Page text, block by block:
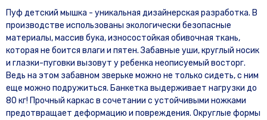
Пуф детский мышка - уникальная дизайнерская разработка. В
производстве использованы экологически безопасные
материалы, массив бука, износостойкая обивочная ткань,
которая не боится влаги и пятен. Забавные уши, круглый носик
и глазки-пуговки вызовут у ребенка неописуемый восторг.
Ведь на этом забавном зверьке можно не только сидеть, с ним
еще можно подружиться. Банкетка выдерживает нагрузки до
80 кг! Прочный каркас в сочетании с устойчивыми ножками
предотвращает деформацию и повреждения. Округлые формы